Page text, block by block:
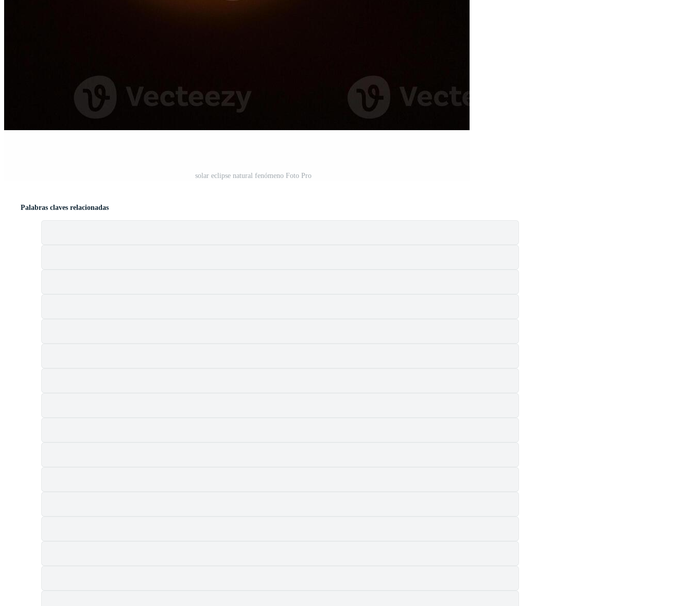
solar eclipse natural fenómeno Foto Pro
Palabras claves relacionadas